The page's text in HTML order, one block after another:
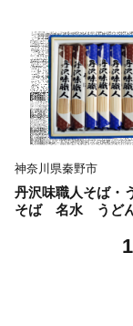
生日 プレゼント
ハンドメイド 特別
房 和 彫刻 グラス
イド メモリアル 日
祝い おしゃれ グ
神奈川県秦野市
丹沢味職人そば
そば 名水 う
職人 手打ち 感